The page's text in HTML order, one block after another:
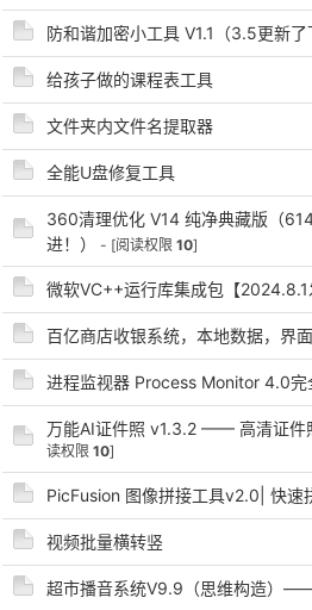
解
防和谐加密小工具 V1.1（3.5更新了
给孩子做的课程表工具
文件夹内文件名提取器
全能U盘修复工具
360清理优化 V14 纯净典藏版（
进！）
- [阅读权限 10]
微软VC++运行库集成包【2024.8.1
百亿商店收银系统，本地数据，界
进程监视器 Process Monitor 4.0完
万能AI证件照 v1.3.2 —— 高清证件
读权限 10]
PicFusion 图像拼接工具v2.0| 快速
视频批量横转竖
超市播音系统V9.9（思维构造）